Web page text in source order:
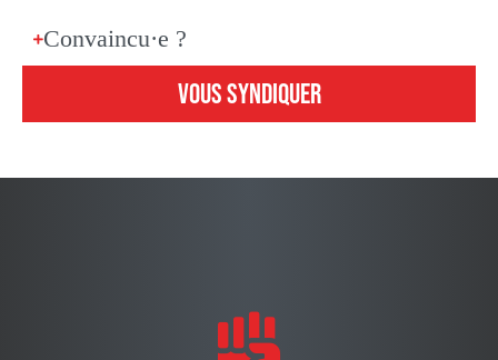
Convaincu·e ?
VOUS SYNDIQUER